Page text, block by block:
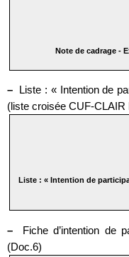
Note de cadrage -
– Liste : « Intention de
(liste croisée CUF-CLAIR
Liste : « Intention de
– Fiche d’intention de
(Doc.6)